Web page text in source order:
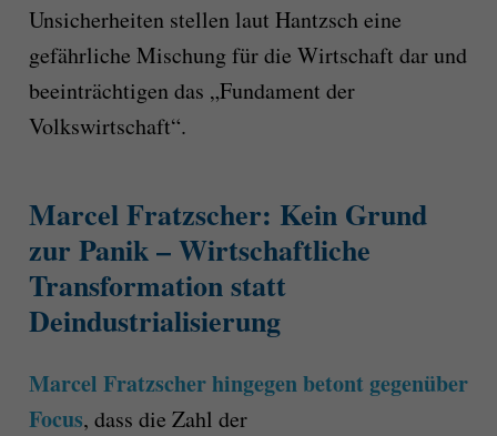
Unsicherheiten stellen laut Hantzsch eine
gefährliche Mischung für die Wirtschaft dar und
beeinträchtigen das „Fundament der
Volkswirtschaft“.
Marcel Fratzscher: Kein Grund
zur Panik – Wirtschaftliche
Transformation statt
Deindustrialisierung
Marcel Fratzscher hingegen betont gegenüber
Focus, dass die Zahl der